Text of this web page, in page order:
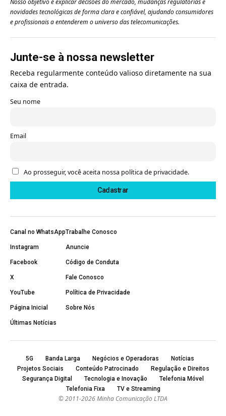
novidades tecnológicas de forma clara e confiável, ajudando consumidores
e profissionais a entenderem o universo das telecomunicações.
Junte-se à nossa newsletter
Receba regularmente conteúdo valioso diretamente na sua
caixa de entrada.
Seu nome
Email
Ao prosseguir, você aceita nossa política de privacidade.
Canal no WhatsApp
Instagram
Facebook
X
YouTube
Página Inicial
Últimas Notícias
Trabalhe Conosco
Anuncie
Código de Conduta
Fale Conosco
Política de Privacidade
Sobre Nós
5G Banda Larga Negócios e Operadoras
Notícias
Projetos Sociais
Conteúdo Patrocinado
Regulação e Direitos
Segurança Digital
Tecnologia e Inovação
Telefonia Móvel
Telefonia Fixa
TV e Streaming
© 2011-2026 Minha Comunicação LTDA